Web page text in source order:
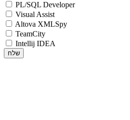
PL/SQL Developer
Visual Assist
Altova XMLSpy
TeamCity
Intellij IDEA